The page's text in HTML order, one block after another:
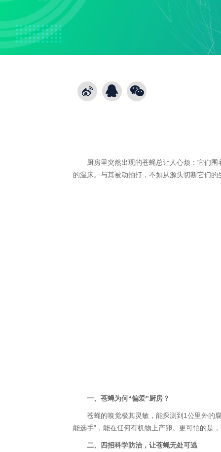
厨房里突然出现的苍蝇总让人心烦：它们围
的温床。与其被动拍打，不如从源头切断它们的
一、苍蝇为何“偏爱”厨房？
苍蝇的嗅觉极其灵敏，能探测到1公里外的腐
能选手”，能在任何有机物上产卵。更可怕的是
二、四招科学防治，让苍蝇无处可逃